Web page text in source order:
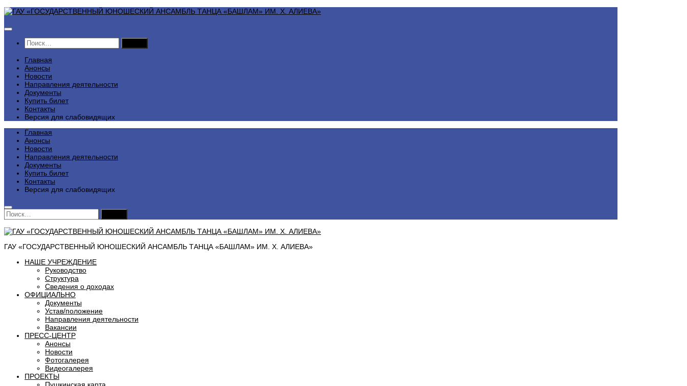
Перейти
содержимому
Найти:
Главная
Анонсы
Новости
Направления деятельности
Документы
Купить билет
Контакты
Версия для слабовидящих
Главная
Анонсы
Новости
Направления деятельности
Документы
Купить билет
Контакты
Версия для слабовидящих
Найти:
ГАУ «ГОСУДАРСТВЕННЫЙ ЮНОШЕСКИЙ АНСАМБЛЬ ТАНЦА «БАШЛАМ» ИМ. Х. АЛИЕВА»
НАШЕ УЧРЕЖДЕНИЕ
Руководство
Структура
Сведения о доходах
ОФИЦИАЛЬНО
Документы
Устав/положение
Направления деятельности
Вакансии
ПРЕСС-ЦЕНТР
Анонсы
Новости
Фотогалерея
Видеогалерея
ПРОЕКТЫ
Пушкинская карта